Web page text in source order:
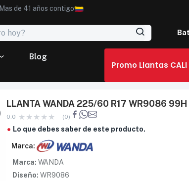
Mas de 41 años contigo
Blog
Promo Llantas CALI
LLANTA WANDA 225/60 R17 WR9086 99H
0.0 (0)
Lo que debes saber de este producto.
Marca:
Marca: WANDA
Diseño: WR9086